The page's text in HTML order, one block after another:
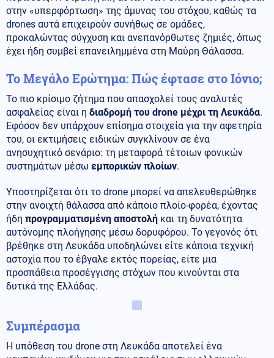
στην «υπερφόρτωση» της άμυνας του στόχου, καθώς τα
drones αυτά επιχειρούν συνήθως σε ομάδες,
προκαλώντας σύγχυση και ανεπανόρθωτες ζημιές, όπως
έχει ήδη συμβεί επανειλημμένα στη Μαύρη Θάλασσα.
Το Μεγάλο Ερώτημα: Πώς έφτασε στο Ιόνιο;
Το πιο κρίσιμο ζήτημα που απασχολεί τους αναλυτές
ασφαλείας είναι η διαδρομή του drone μέχρι τη Λευκάδα.
Εφόσον δεν υπάρχουν επίσημα στοιχεία για την αφετηρία
του, οι εκτιμήσεις ειδικών συγκλίνουν σε ένα
ανησυχητικό σενάριο: τη μεταφορά τέτοιων φονικών
συστημάτων μέσω εμπορικών πλοίων.
Υποστηρίζεται ότι το drone μπορεί να απελευθερώθηκε
στην ανοιχτή θάλασσα από κάποιο πλοίο-φορέα, έχοντας
ήδη προγραμματισμένη αποστολή και τη δυνατότητα
αυτόνομης πλοήγησης μέσω δορυφόρου. Το γεγονός ότι
βρέθηκε στη Λευκάδα υποδηλώνει είτε κάποια τεχνική
αστοχία που το έβγαλε εκτός πορείας, είτε μια
προσπάθεια προσέγγισης στόχων που κινούνται στα
δυτικά της Ελλάδας.
Συμπέρασμα
Η υπόθεση του drone στη Λευκάδα αποτελεί ένα